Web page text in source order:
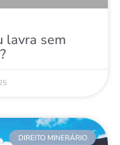
lavra sem
DIREITO MINERÁRIO